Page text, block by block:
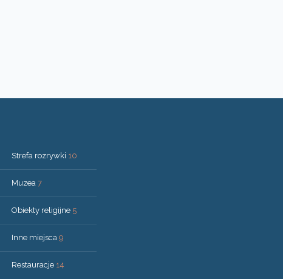
Strefa rozrywki 10
Muzea 7
Obiekty religijne 5
Inne miejsca 9
Restauracje 14